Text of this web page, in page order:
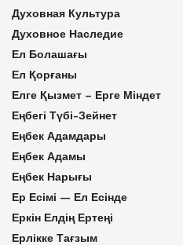
Духовная Культура
Духовное Наследие
Ел Болашағы
Ел Қорғаны
Елге Қызмет – Ерге Міндет
Еңбегі Түбі-Зейнет
Еңбек Адамдары
Еңбек Адамы
Еңбек Нарығы
Ер Есімі — Ел Есінде
Еркін Елдің Ертеңі
Ерлікке Тағзым